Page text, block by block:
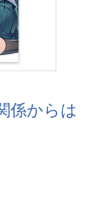
係からは